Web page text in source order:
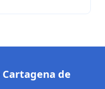
de